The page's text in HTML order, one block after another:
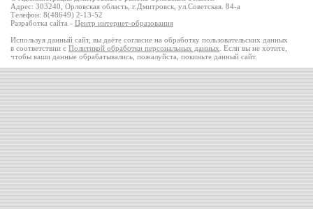
Адрес: 303240, Орловская область, г.Дмитровск, ул.Советская. 84-а
Телефон: 8(48649) 2-13-52
Разработка сайта - Центр интернет-образования
Используя данный сайт, вы даёте согласие на обработку пользовательских данных
в соответствии с Политикой обработки персональных данных . Если вы не хотите,
чтобы ваши данные обрабатывались, пожалуйста, покиньте данный сайт.